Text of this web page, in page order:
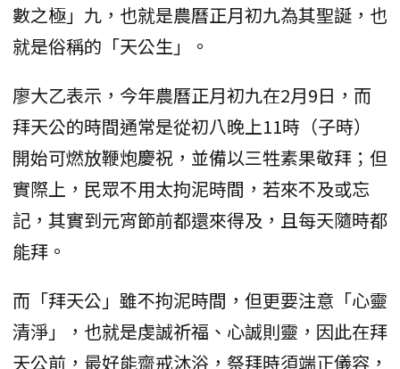
數之極」九，也就是農曆正月初九為其聖誕，也
就是俗稱的「天公生」。
廖大乙表示，今年農曆正月初九在2月9日，而
拜天公的時間通常是從初八晚上11時（子時）
開始可燃放鞭炮慶祝，並備以三牲素果敬拜；但
實際上，民眾不用太拘泥時間，若來不及或忘
記，其實到元宵節前都還來得及，且每天隨時都
能拜。
而「拜天公」雖不拘泥時間，但更要注意「心靈
清淨」，也就是虔誠祈福、心誠則靈，因此在拜
天公前，最好能齋戒沐浴，祭拜時須端正儀容，